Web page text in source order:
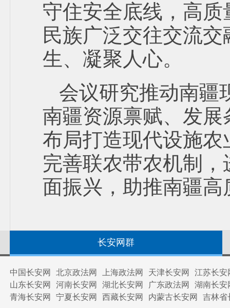
守住安全底线，高
民族广泛交往交流
生、凝聚人心。
会议研究推动南疆
南疆资源禀赋、发
布局打造现代设施
完善联农带农机制
面振兴，助推南疆
长安网群
中国长安网 北京政法网 上海政法网 天津长安网
江苏长安
山东长安网
河南长安网 湖北长安网 广东政法网
湖南长安
青海长安网
宁夏长安网 西藏长安网 内蒙古长安网 吉林省